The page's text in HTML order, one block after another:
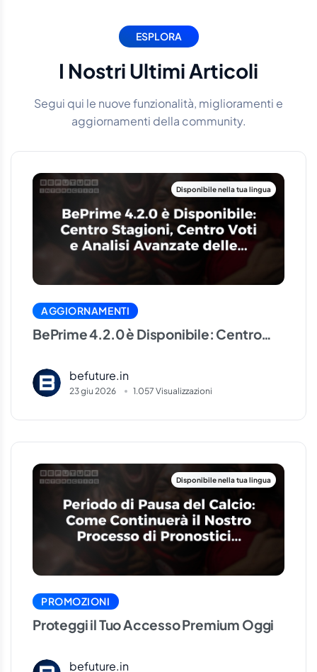
ESPLORA
I Nostri Ultimi Articoli
Segui qui le nuove funzionalità, miglioramenti e
aggiornamenti della community.
AGGIORNAMENTI
BePrime 4.2.0 è Disponibile: Centro
delle Partite
befuture.in
23 giu 2026 1.057 Visualizzazioni
PROMOZIONI
Proteggi il Tuo Accesso Premium Oggi
befuture.in